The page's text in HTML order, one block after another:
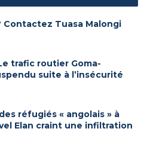
Contactez Tuasa Malongi
trafic routier Goma-
suite à l’insécurité
réfugiés « angolais » à
Elan craint une infiltration